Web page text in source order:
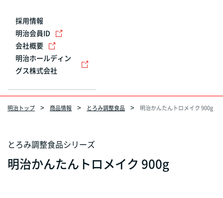
採用情報
明治会員ID
会社概要
明治ホールディン
グス株式会社
明治トップ 商品情報 とろみ調整食品 明治かんたんトロメイク 900g
とろみ調整食品シリーズ
明治かんたんトロメイク 900g